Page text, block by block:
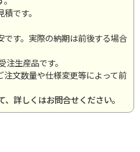
です。
です。実際の納期は前後する場合
生産品です。
注文数量や仕様変更等によって前
詳しくはお問合せください。